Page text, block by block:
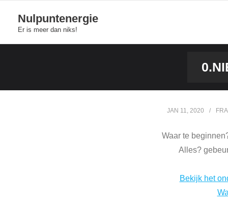
content
Nulpuntenergie
Er is meer dan niks!
JAN 11, 2020
Waar te
Alles?
Bekijk het